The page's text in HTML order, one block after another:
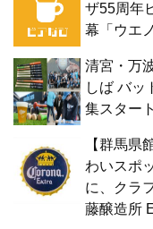
ザ55周年
幕「ウエ
清宮・万
しば バッ
集スター
【群馬県
わいスポ
に、クラ
藤醸造所